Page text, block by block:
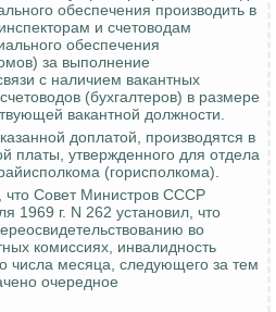
обеспечения производить в
и счетоводам
обеспечения
за выполнение
с наличием вакантных
(бухгалтеров) в размере
вакантной должности.
доплатой, производятся в
платы, утвержденного для отдела
(горисполкома).
что Совет Министров СССР
1969 г. N 262 установил, что
во
комиссиях, инвалидность
числа месяца, следующего за тем
очередное